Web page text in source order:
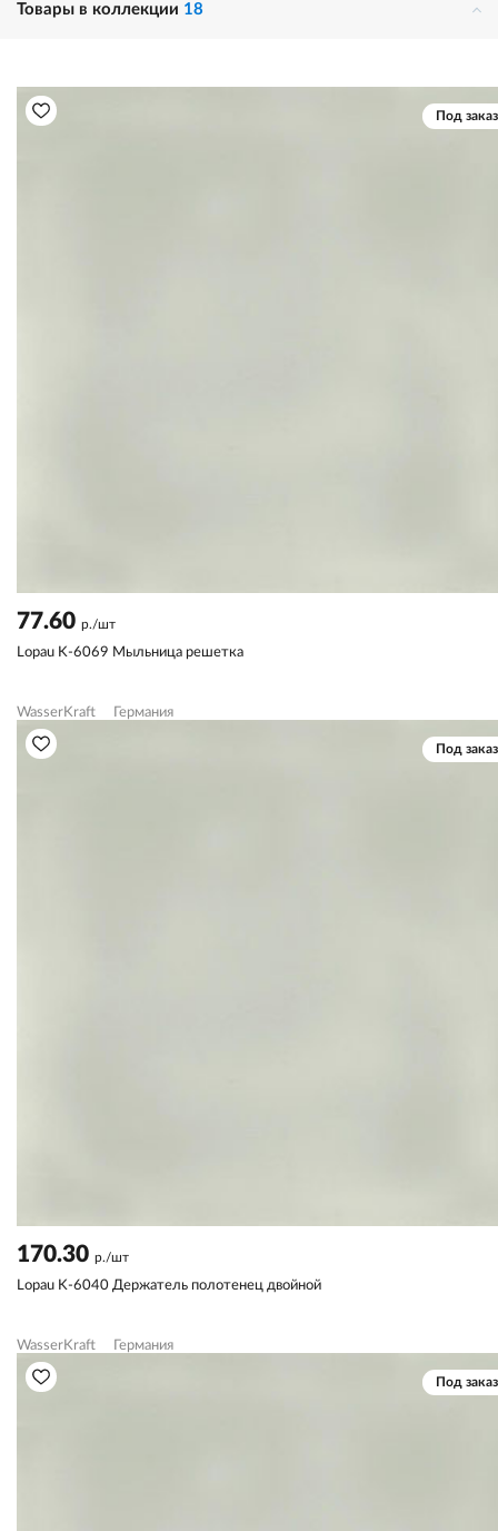
Товары в коллекции 18
Под заказ
77.60 р./шт
Lopau K-6069 Мыльница решетка
WasserKraft Германия
Под заказ
170.30 р./шт
Lopau K-6040 Держатель полотенец двойной
WasserKraft Германия
Под заказ